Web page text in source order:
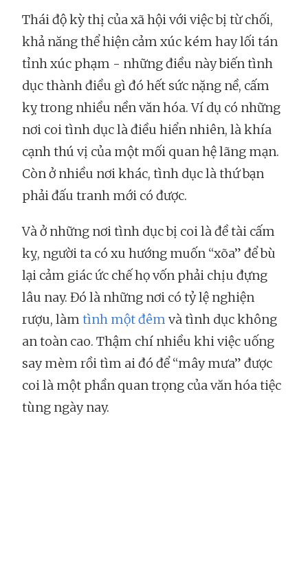
Thái độ kỳ thị của xã hội với việc bị từ chối,
khả năng thể hiện cảm xúc kém hay lối tán
tỉnh xúc phạm - những điều này biến tình
dục thành điều gì đó hết sức nặng nề, cấm
kỵ trong nhiều nền văn hóa. Ví dụ có những
nơi coi tình dục là điều hiển nhiên, là khía
cạnh thú vị của một mối quan hệ lãng mạn.
Còn ở nhiều nơi khác, tình dục là thứ bạn
phải đấu tranh mới có được.
Và ở những nơi tình dục bị coi là đề tài cấm
kỵ, người ta có xu hướng muốn “xõa” để bù
lại cảm giác ức chế họ vốn phải chịu đựng
lâu nay. Đó là những nơi có tỷ lệ nghiện
rượu, làm tình một đêm và tình dục không
an toàn cao. Thậm chí nhiều khi việc uống
say mèm rồi tìm ai đó để “mây mưa” được
coi là một phần quan trọng của văn hóa tiệc
tùng ngày nay.